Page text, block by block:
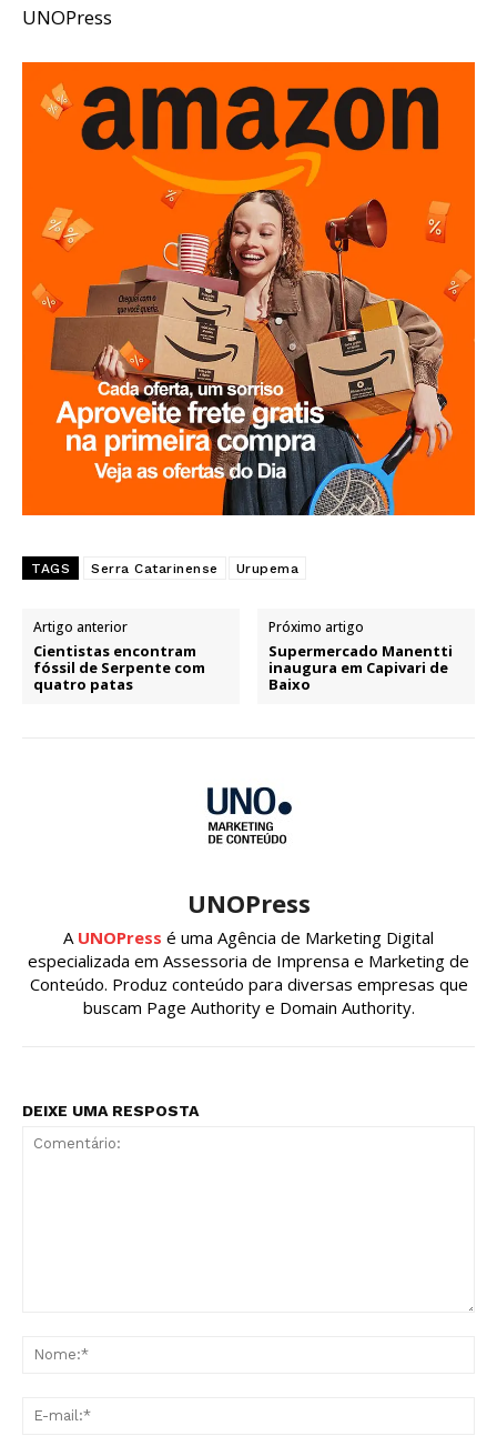
UNOPress
TAGS Serra Catarinense Urupema
Artigo anterior
Cientistas encontram
fóssil de Serpente com
quatro patas
Próximo artigo
Supermercado Manentti
inaugura em Capivari de
Baixo
UNOPress
A UNOPress é uma Agência de Marketing Digital
especializada em Assessoria de Imprensa e Marketing de
Conteúdo. Produz conteúdo para diversas empresas que
buscam Page Authority e Domain Authority.
DEIXE UMA RESPOSTA